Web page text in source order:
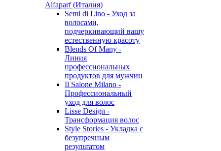
Alfaparf (Италия)
Semi di Lino - Уход за
волосами,
подчеркивающий вашу
естественную красоту
Blends Of Many -
Линия
профессиональных
продуктов для мужчин
Il Salone Milano -
Профессиональный
уход для волос
Lisse Design -
Трансформация волос
Style Stories - Укладка с
безупречным
результатом